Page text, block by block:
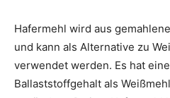
Hafermehl wird aus
und kann als Alternative zu
verwendet werden. Es hat
Ballaststoffgehalt als